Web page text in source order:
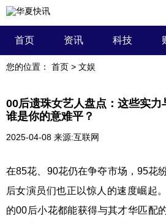
首页 资讯 科技
您的位置： 首页 > 文娱
00后遗珠女艺人盘点：这些实力
谁是你的意难平？
2025-04-08 来源:互联网
在85花、90花仍在争夺市场，95花
后女演员们也正以惊人的速度崛起
的00后小花都能获得与其才华匹配